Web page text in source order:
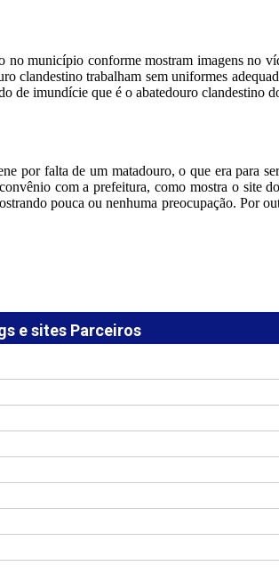
município conforme mostram imagens no
clandestino trabalham sem uniformes
de imundície que é o abatedouro clandestino
por falta de um matadouro, o que era para
com a prefeitura, como mostra o site
pouca ou nenhuma preocupação. Por
e sites Parceiros